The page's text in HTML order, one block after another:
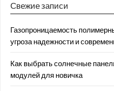
Свежие записи
Газопроницаемость
угроза надежности и
Как выбрать солнечные
модулей для новичка